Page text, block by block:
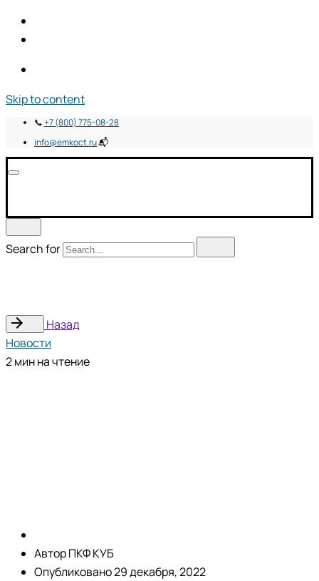
Skip to content
📞+7 (800) 775-08-28
info@emkoct.ru📬
Search for
Назад
Новости
2 мин на чтение
АвторПКФ КУБ
Опубликовано29 декабря, 2022